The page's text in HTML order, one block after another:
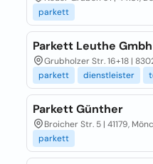
parkett
Parkett Leuthe Gmbh
Grubholzer Str. 16+18 |
parkett
dienstleister
Parkett Günther
Broicher Str. 5 | 41179,
parkett